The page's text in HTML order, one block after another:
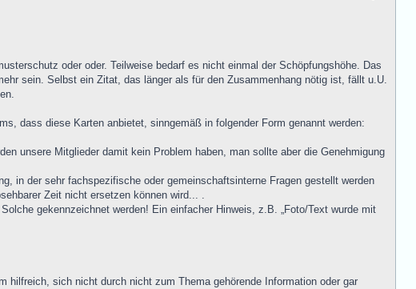
oder oder. Teilweise bedarf es nicht einmal der Schöpfungshöhe. Das
sein. Selbst ein Zitat, das länger als für den Zusammenhang nötig ist, fällt u.U.
dass diese Karten anbietet, sinngemäß in folgender Form genannt werden:
unsere Mitglieder damit kein Problem haben, man sollte aber die Genehmigung
in der sehr fachspezifische oder gemeinschaftsinterne Fragen gestellt werden
Zeit nicht ersetzen können wird... .
gekennzeichnet werden! Ein einfacher Hinweis, z.B. „Foto/Text wurde mit
hilfreich, sich nicht durch nicht zum Thema gehörende Information oder gar